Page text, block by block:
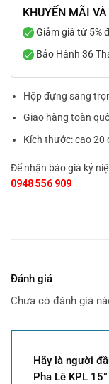
KHUYẾN MÃI
Giảm giá từ 5%
Bảo Hành 36
Hộp đựng sang
Giao hàng toàn
Kích thước: cao 20
Để nhận báo giá kỷ
0948 556 909
Đánh giá
Chưa có đánh giá
Hãy là người
Pha Lê KPL 15”